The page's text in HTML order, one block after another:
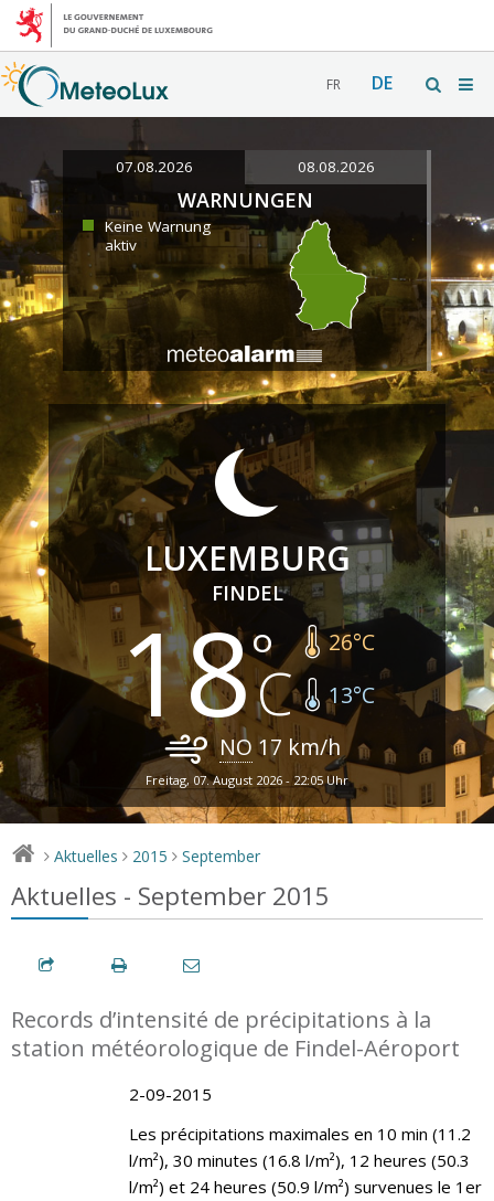
FR DE
07.08.2026 08.08.2026
WARNUNGEN
Keine Warnung
aktiv
LUXEMBURG
FINDEL
18 26°C
13°C
NO 17 km/h
Freitag, 07. August 2026 - 22:05 Uhr
> Aktuelles > 2015 > September
Aktuelles - September 2015
Records d’intensité de précipitations à la
station météorologique de Findel-Aéroport
2-09-2015
Les précipitations maximales en 10 min (11.2
l/m²), 30 minutes (16.8 l/m²), 12 heures (50.3
l/m²) et 24 heures (50.9 l/m²) survenues le 1er